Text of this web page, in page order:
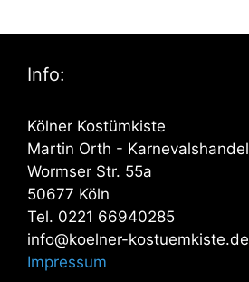
Info:
Kölner Kostümkiste
Martin Orth - Karnevalshandel
Wormser Str. 55a
50677 Köln
Tel. 0221 66940285
info@koelner-kostuemkiste.de
Impressum